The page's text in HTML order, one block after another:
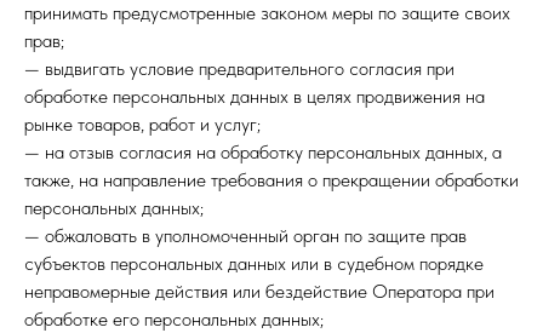
принимать предусмотренные законом меры по защите своих
прав;
— выдвигать условие предварительного согласия при
обработке персональных данных в целях продвижения на
рынке товаров, работ и услуг;
— на отзыв согласия на обработку персональных данных, а
также, на направление требования о прекращении обработки
персональных данных;
— обжаловать в уполномоченный орган по защите прав
субъектов персональных данных или в судебном порядке
неправомерные действия или бездействие Оператора при
обработке его персональных данных;